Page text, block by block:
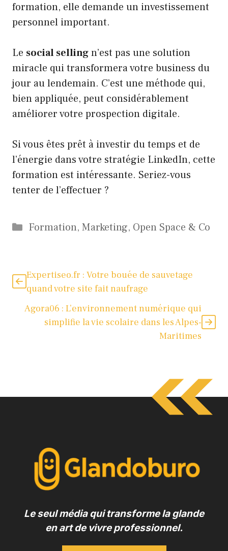
formation, elle demande un investissement
personnel important.
Le social sellingn’est pas une solution
miracle qui transformera votre business du
jour au lendemain. C’est une méthode qui,
bien appliquée, peut considérablement
améliorer votre prospection digitale.
Si vous êtes prêt à investir du temps et de
l’énergie dans votre stratégie LinkedIn, cette
formation est intéressante. Seriez-vous
tenter de l’effectuer ?
Catégories
Formation, Marketing, Open Space & Co
Expertiseo.fr : Votre bouée de sauvetage
quand votre site fait naufrage
Agora06 : L’environnement numérique qui
simplifie la vie scolaire dans les Alpes-
Maritimes
Le seul média qui transforme la glande
en art de vivre professionnel.